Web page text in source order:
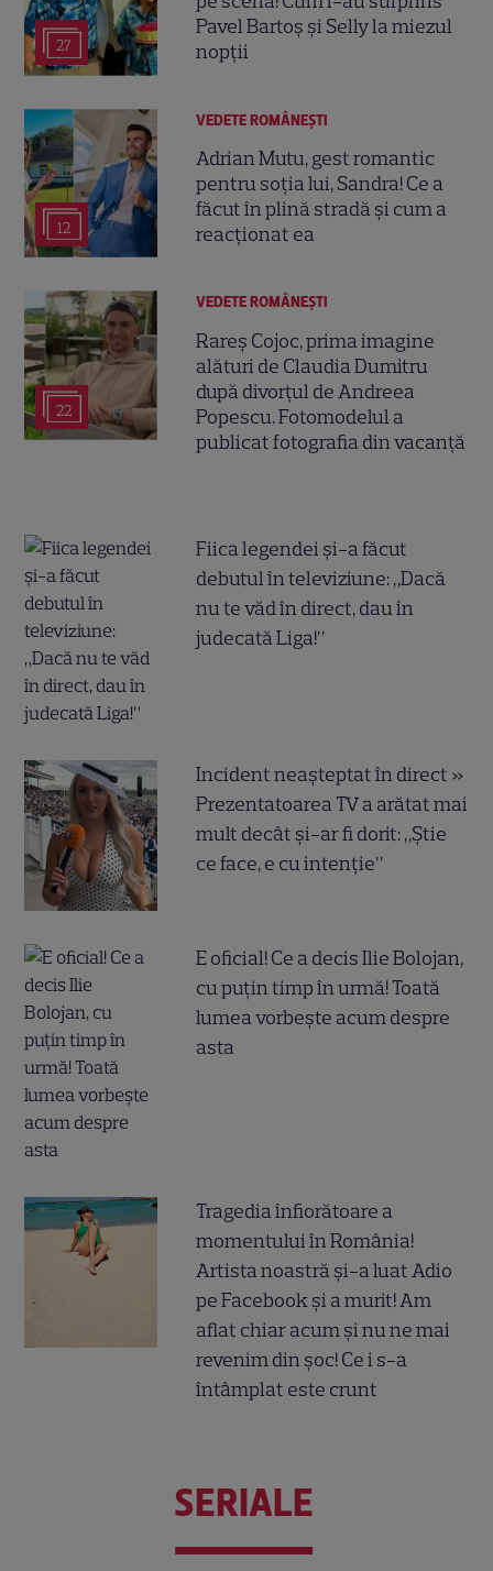
27
Pavel Bartoș și Selly la miezul
nopții
12
VEDETE ROMÂNEŞTI
Adrian Mutu, gest romantic
pentru soția lui, Sandra! Ce a
făcut în plină stradă și cum a
reacționat ea
22
VEDETE ROMÂNEŞTI
Rareș Cojoc, prima imagine
alături de Claudia Dumitru
după divorțul de Andreea
Popescu. Fotomodelul a
publicat fotografia din vacanță
Fiica legendei și-a făcut
debutul în televiziune: „Dacă
nu te văd în direct, dau în
judecată Liga!”
Incident neașteptat în direct »
Prezentatoarea TV a arătat mai
mult decât și-ar fi dorit: „Știe
ce face, e cu intenție”
E oficial! Ce a decis Ilie Bolojan,
cu puțin timp în urmă! Toată
lumea vorbește acum despre
asta
Tragedia înfiorătoare a
momentului în România!
Artista noastră și-a luat Adio
pe Facebook și a murit! Am
aflat chiar acum și nu ne mai
revenim din șoc! Ce i s-a
întâmplat este crunt
SERIALE